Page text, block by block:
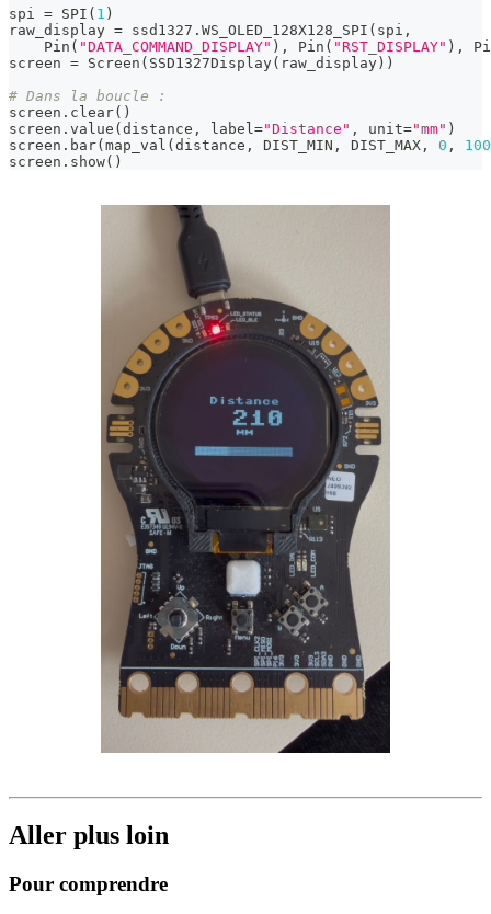
spi = SPI ( 1 )
raw_display = ssd1327 . WS_OLED_128X128_SPI ( spi ,
    Pin
( "DATA_COMMAND_DISPLAY" ) , Pin ( "RST_DISPLAY" ) ,
screen = Screen ( SSD1327Display( raw_display ) )
# Dans la boucle :
screen . clear( )
screen . value ( distance , label="Distance" , unit="mm" )
screen . bar( map_val ( distance , DIST_MIN , DIST_MAX , 0 ,
100
screen . show( )
Aller plus loin
Pour comprendre